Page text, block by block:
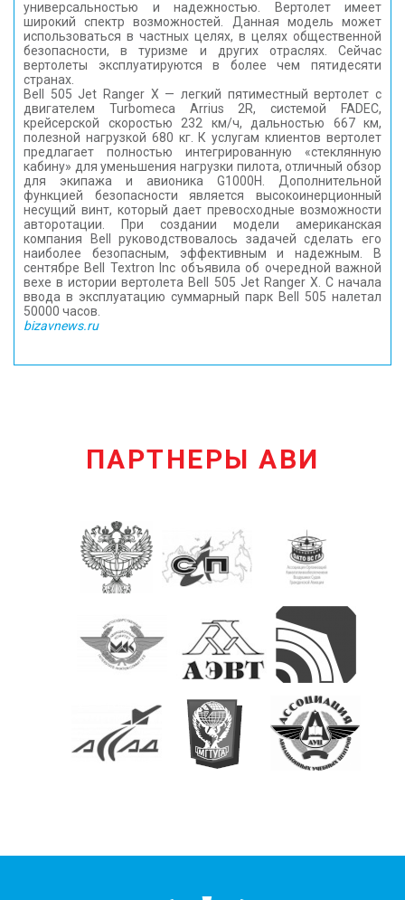
универсальностью и надежностью. Вертолет имеет
широкий спектр возможностей. Данная модель может
использоваться в частных целях, в целях общественной
безопасности, в туризме и других отраслях. Сейчас
вертолеты эксплуатируются в более чем пятидесяти
странах.
Bell 505 Jet Ranger X — легкий пятиместный вертолет с
двигателем Turbomeca Arrius 2R, системой FADEC,
крейсерской скоростью 232 км/ч, дальностью 667 км,
полезной нагрузкой 680 кг. К услугам клиентов вертолет
предлагает полностью интегрированную «стеклянную
кабину» для уменьшения нагрузки пилота, отличный обзор
для экипажа и авионика G1000H. Дополнительной
функцией безопасности является высокоинерционный
несущий винт, который дает превосходные возможности
авторотации. При создании модели американская
компания Bell руководствовалось задачей сделать его
наиболее безопасным, эффективным и надежным. В
сентябре Bell Textron Inc объявила об очередной важной
вехе в истории вертолета Bell 505 Jet Ranger X. С начала
ввода в эксплуатацию суммарный парк Bell 505 налетал
50000 часов.
bizavnews.ru
ПАРТНЕРЫ АВИ